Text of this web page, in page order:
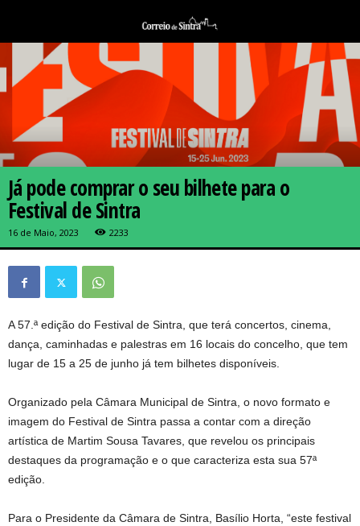
Já pode comprar o seu bilhete para o
Festival de Sintra
16 de Maio, 2023 2233
A 57.ª edição do Festival de Sintra, que terá concertos, cinema,
dança, caminhadas e palestras em 16 locais do concelho, que tem
lugar de 15 a 25 de junho já tem bilhetes disponíveis.
Organizado pela Câmara Municipal de Sintra, o novo formato e
imagem do Festival de Sintra passa a contar com a direção
artística de Martim Sousa Tavares, que revelou os principais
destaques da programação e o que caracteriza esta sua 57ª
edição.
Para o Presidente da Câmara de Sintra, Basílio Horta, “este festival